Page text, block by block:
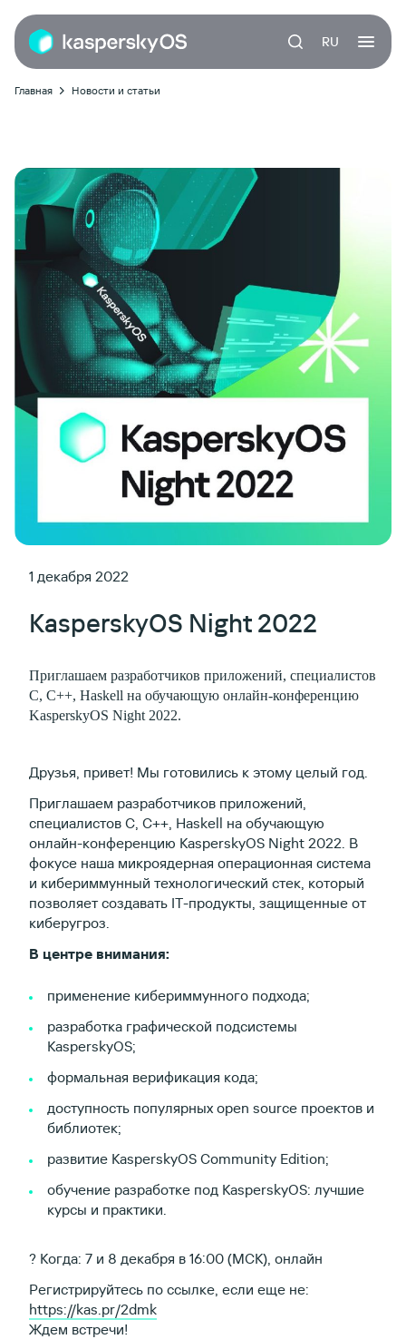
RU
Главная Новости и статьи
1 декабря 2022
KasperskyOS Night 2022
Приглашаем разработчиков приложений, специалистов
C, C++, Haskell на обучающую онлайн-конференцию
KasperskyOS Night 2022.
Друзья, привет! Мы готовились к этому целый год.
Приглашаем разработчиков приложений,
специалистов C, C++, Haskell на обучающую
онлайн-конференцию KasperskyOS Night 2022. В
фокусе наша микроядерная операционная система
и кибериммунный технологический стек, который
позволяет создавать IT-продукты, защищенные от
киберугроз.
В центре внимания:
применение кибериммунного подхода;
разработка графической подсистемы
KasperskyOS;
формальная верификация кода;
доступность популярных open source проектов и
библиотек;
развитие KasperskyOS Community Edition;
обучение разработке под KasperskyOS: лучшие
курсы и практики.
? Когда: 7 и 8 декабря в 16:00 (МСК), онлайн
Регистрируйтесь по ссылке, если еще не:
https://kas.pr/2dmk
Ждем встречи!